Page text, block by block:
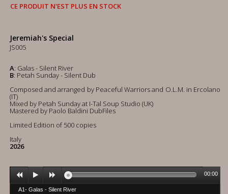
CE PRODUIT N'EST PLUS EN STOCK
Jeremiah's Special
JS005
A: Galas - Silent River
B: Petah Sunday - Silent Dub
Composed and arranged by Peaceful Warriors and O.L.M. in Ercolano
(IT)
Mixed by Petah Sunday at I-Tal Soup Studio (UK)
Mastered by Paolo Baldini DubFiles
Limited Edition of 500 copies
Italy
2026
A1- Galas - Silent River
00:00